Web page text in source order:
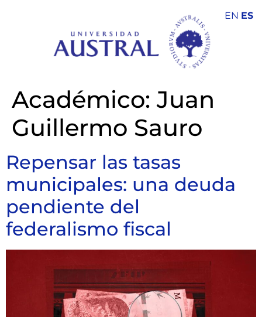
Académico:Juan
Guillermo Sauro
Repensar las tasas
municipales: una deuda
pendiente del
federalismo fiscal
EN ES